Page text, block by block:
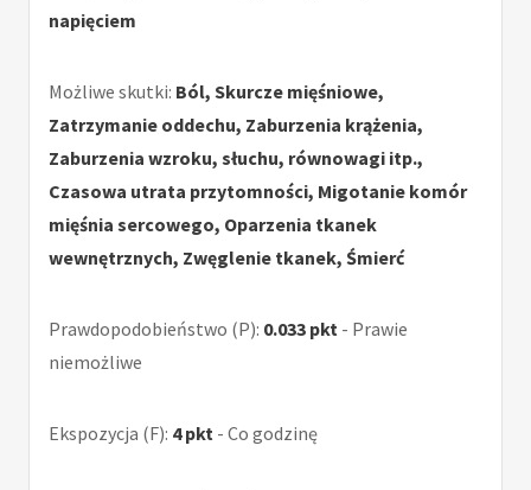
napięciem
Możliwe skutki: Ból, Skurcze mięśniowe,
Zatrzymanie oddechu, Zaburzenia krążenia,
Zaburzenia wzroku, słuchu, równowagi itp.,
Czasowa utrata przytomności, Migotanie komór
mięśnia sercowego, Oparzenia tkanek
wewnętrznych, Zwęglenie tkanek, Śmierć
Prawdopodobieństwo (P): 0.033 pkt - Prawie
niemożliwe
Ekspozycja (F): 4 pkt - Co godzinę